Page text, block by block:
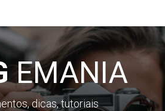
EMANIA
dicas, tutoriais